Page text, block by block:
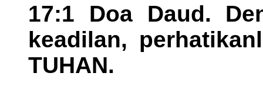
17:1 Doa Daud.
keadilan,
TUHAN.